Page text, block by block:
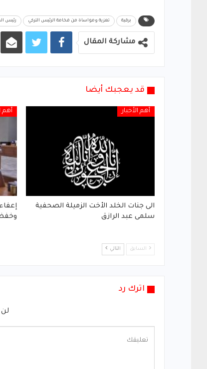
برقية تعزية ومواساة من فخامة الرئيس التركي رئيس
مشاركة المقال
قد يعجبك أيضا
أهم الأخبار
الى جنات الخلد الأخت الزميلة الصحفية
سلمى عبد الرازق
أهم
السابق التالي
اترك رد
لن